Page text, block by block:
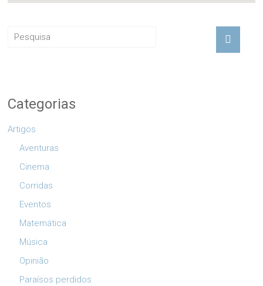
Categorias
Artigos
Aventuras
Cinema
Corridas
Eventos
Matemática
Música
Opinião
Paraísos perdidos